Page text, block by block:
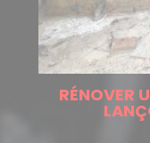
RÉNOVER